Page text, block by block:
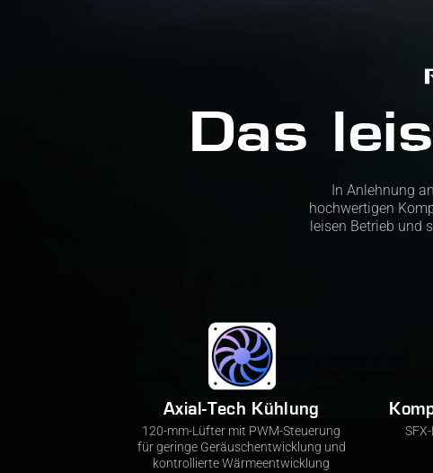
Das
In Anlehnung
hochwertigen
leisen Betrieb und
Axial-Tech Kühlung
120-mm-Lüfter mit PWM-Steuerung
für geringe Geräuschentwicklung und
kontrollierte Wärmeentwicklung